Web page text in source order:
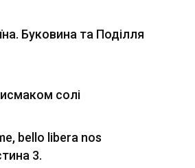
Буковина та Поділля
солі
bello libera nos
3.